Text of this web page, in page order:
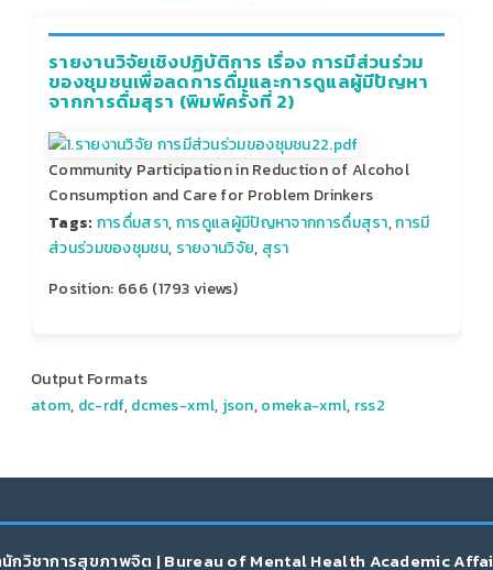
รายงานวิจัยเชิงปฏิบัติการ เรื่อง การมีส่วนร่วม
ของชุมชนเพื่อลดการดื่มและการดูแลผู้มีปัญหา
จากการดื่มสุรา (พิมพ์ครั้งที่ 2)
Community Participation in Reduction of Alcohol
Consumption and Care for Problem Drinkers
Tags: การดื่มสรา,การดูแลผู้มีปัญหาจากการดื่มสุรา,การมี
ส่วนร่วมของชุมชน, รายงานวิจัย, สุรา
Position: 666 (1793views)
Output Formats
atom, dc-rdf,dcmes-xml, json,omeka-xml, rss2
กวิชาการสุขภาพจิต | Bureau of Mental Health Academic